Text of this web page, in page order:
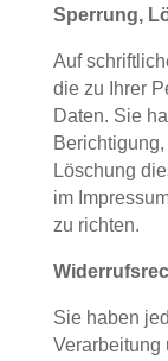
Sperrung,
Auf
die zu Ihrer
Daten. Sie
Löschung
im
zu richten.
Sie haben
Verarbeitung